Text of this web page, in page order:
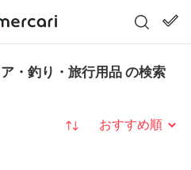
・釣り・旅行用品 の検索
並び替え